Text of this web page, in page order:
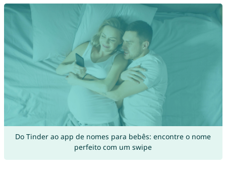
Do Tinder ao app de nomes para bebês: encontre o nome
perfeito com um swipe